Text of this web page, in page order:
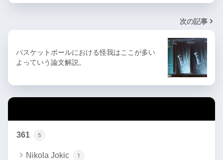
次の記事
バスケットボールにおける怪我はここが多い
よっていう論文解説。
361 5
Nikola Jokic 1